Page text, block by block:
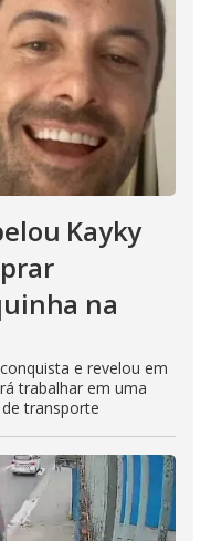
Kayky
na
e revelou em
trabalhar em uma
transporte